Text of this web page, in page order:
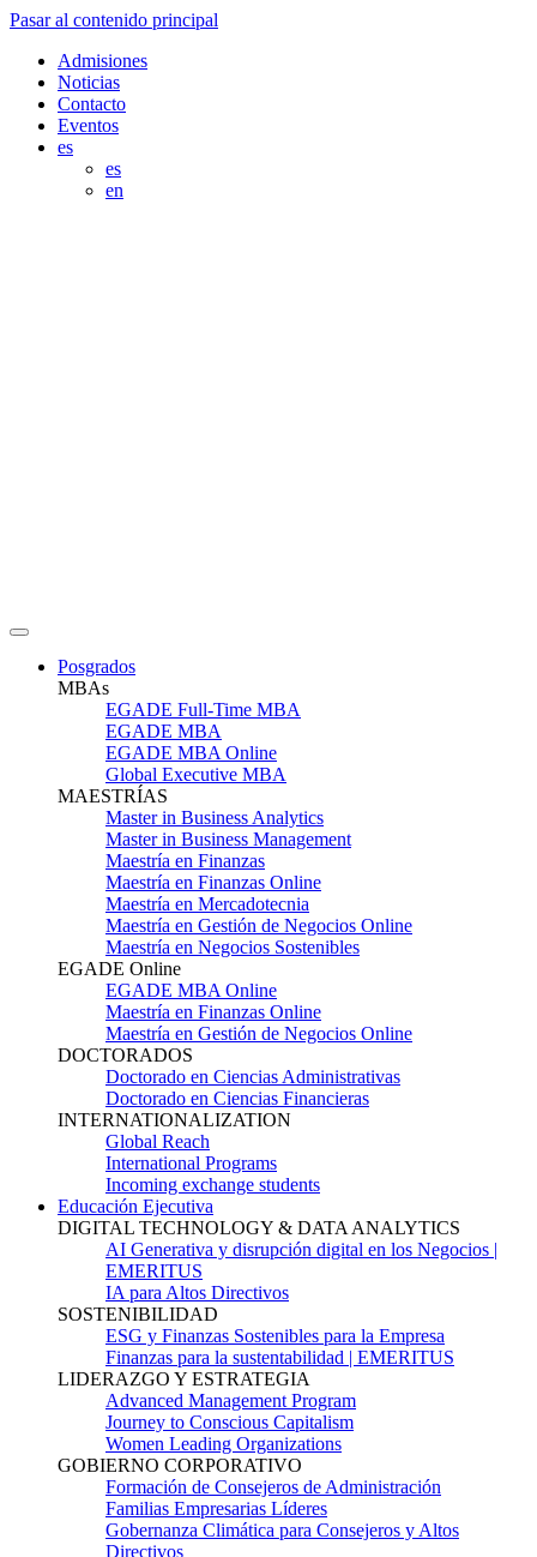
Pasar al contenido principal
Admisiones
Noticias
Contacto
Eventos
es
es
en
Posgrados
MBAs
EGADE Full-Time MBA
EGADE MBA
EGADE MBA Online
Global Executive MBA
MAESTRÍAS
Master in Business Analytics
Master in Business Management
Maestría en Finanzas
Maestría en Finanzas Online
Maestría en Mercadotecnia
Maestría en Gestión de Negocios Online
Maestría en Negocios Sostenibles
EGADE Online
EGADE MBA Online
Maestría en Finanzas Online
Maestría en Gestión de Negocios Online
DOCTORADOS
Doctorado en Ciencias Administrativas
Doctorado en Ciencias Financieras
INTERNATIONALIZATION
Global Reach
International Programs
Incoming exchange students
Educación Ejecutiva
DIGITAL TECHNOLOGY & DATA ANALYTICS
AI Generativa y disrupción digital en los Negocios |
EMERITUS
IA para Altos Directivos
SOSTENIBILIDAD
ESG y Finanzas Sostenibles para la Empresa
Finanzas para la sustentabilidad | EMERITUS
LIDERAZGO Y ESTRATEGIA
Advanced Management Program
Journey to Conscious Capitalism
Women Leading Organizations
GOBIERNO CORPORATIVO
Formación de Consejeros de Administración
Familias Empresarias Líderes
Gobernanza Climática para Consejeros y Altos
Directivos